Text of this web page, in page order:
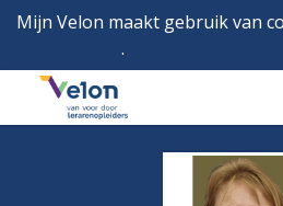
Mijn Velon maakt gebruik van
.
Menu